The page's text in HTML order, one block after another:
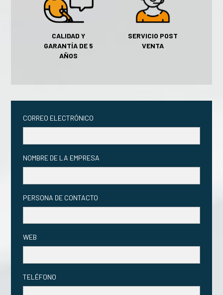
CALIDAD Y
GARANTÍA DE 5
AÑOS
SERVICIO POST
VENTA
CORREO ELECTRÓNICO
NOMBRE DE LA EMPRESA
PERSONA DE CONTACTO
WEB
TELÉFONO